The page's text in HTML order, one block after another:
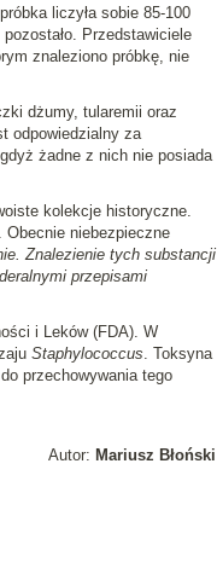
liczyła sobie 85-100
Przedstawiciele
znaleziono próbkę, nie
dżumy, tularemii oraz
odpowiedzialny za
żadne z nich nie posiada
kolekcje historyczne.
Obecnie niebezpieczne
Znalezienie tych substancji
przepisami
i Leków (FDA). W
Staphylococcus. Toksyna
przechowywania tego
Autor: Mariusz Błoński